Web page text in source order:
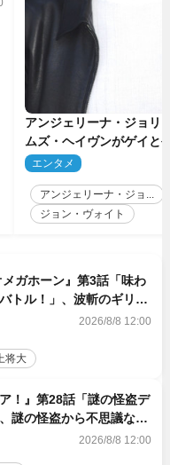
アンジェリーナ・ジョリ
ムズ・ヘイヴンがゲイ
生配信で明らかに
エンタメ
アンジェリーナ・ジョ...
ジョン・ヴォイト
メガホーン』第3話「味わ
トル！」、波斬のギリコ
挑んできた！2026/8/8 12:00
将大
！』第28話「謎の怪盗デ
謎の怪盗から不思議な予
2026/8/8 12:00